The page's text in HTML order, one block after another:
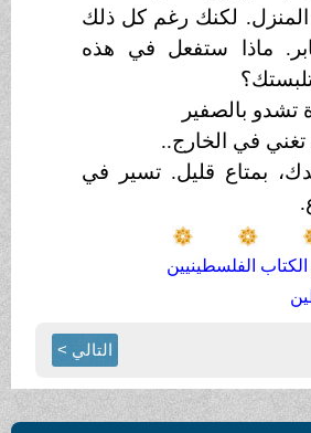
لكنك رغم كل ذلك
ماذا ستفعل في هذه
بالصفير
في الخارج..
بمتاع قليل. تسير في
الفلسطينيين
التالي >